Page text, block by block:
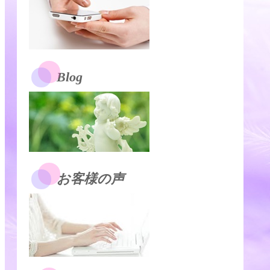
Blog
お客様の声